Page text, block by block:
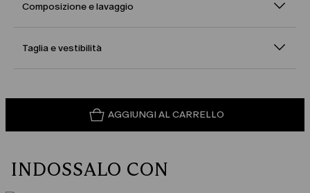
Composizione e lavaggio
Taglia e vestibilità
AGGIUNGI AL CARRELLO
INDOSSALO CON